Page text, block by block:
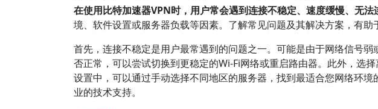
在使用比特加速器VPN时，用户常会遇到连接不稳定、速度缓慢、无法
境、软件设置或服务器负载等因素。了解常见问题及其解决方案，有助
首先，连接不稳定是用户最常遇到的问题之一。可能是由于网络信号
否正常，可以尝试切换到更稳定的Wi-Fi网络或重启路由器。此外，选
设置中，可以通过手动选择不同地区的服务器，找到最适合您网络环
业的技术支持。